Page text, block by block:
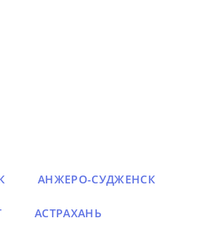
АНЖЕРО-СУДЖЕНСК
АСТРАХАНЬ